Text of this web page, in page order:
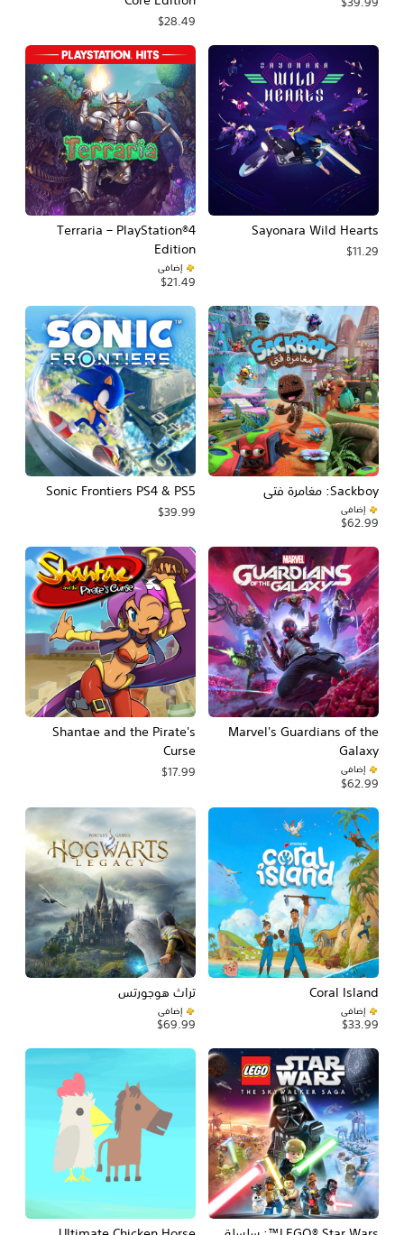
$28.49
Sayonara Wild Hearts
$11.29
Terraria – PlayStation®4
Edition
إضافي
$21.49
Sackboy: مغامرة فتى
إضافي
$62.99
Sonic Frontiers PS4 & PS5
$39.99
Marvel's Guardians of the
Galaxy
إضافي
$62.99
Shantae and the Pirate's
Curse
$17.99
Coral Island
إضافي
$33.99
تراث هوجورتس
إضافي
$69.99